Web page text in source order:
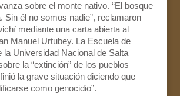
sobre el monte nativo. “El bosque
Sin él no somos nadie”, reclamaron
mediante una carta abierta al
Manuel Urtubey. La Escuela de
la Universidad Nacional de Salta
la “extinción” de los pueblos
la grave situación diciendo que
como genocidio”.